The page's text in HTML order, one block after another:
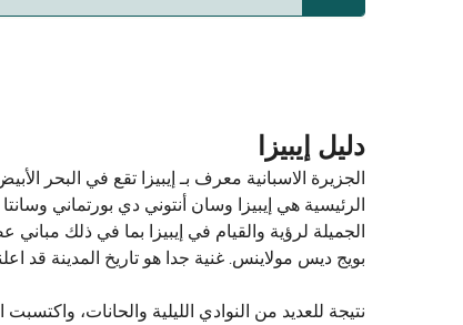
دليل إيبيزا
الرئيسية هي إيبيزا وسان أنتوني دي بورتماني
الجميلة لرؤية والقيام في إيبيزا بما في ذلك
بويج ديس مولاينس. غنية جدا هو تاريخ المدينة قد
نتيجة للعديد من النوادي الليلية والحانات،